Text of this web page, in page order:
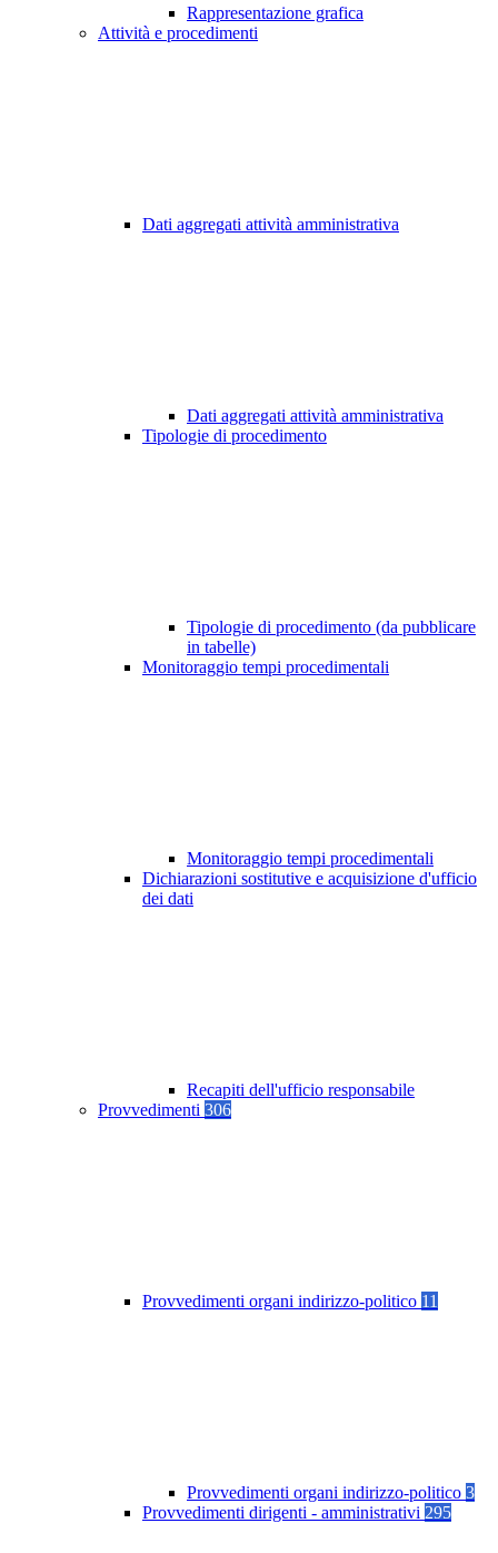
Rappresentazione grafica
Attività e procedimenti
Dati aggregati attività amministrativa
Dati aggregati attività amministrativa
Tipologie di procedimento
Tipologie di procedimento (da pubblicare
in tabelle)
Monitoraggio tempi procedimentali
Monitoraggio tempi procedimentali
Dichiarazioni sostitutive e acquisizione d'ufficio
dei dati
Recapiti dell'ufficio responsabile
Provvedimenti 306
Provvedimenti organi indirizzo-politico 11
Provvedimenti organi indirizzo-politico 3
Provvedimenti dirigenti - amministrativi 295